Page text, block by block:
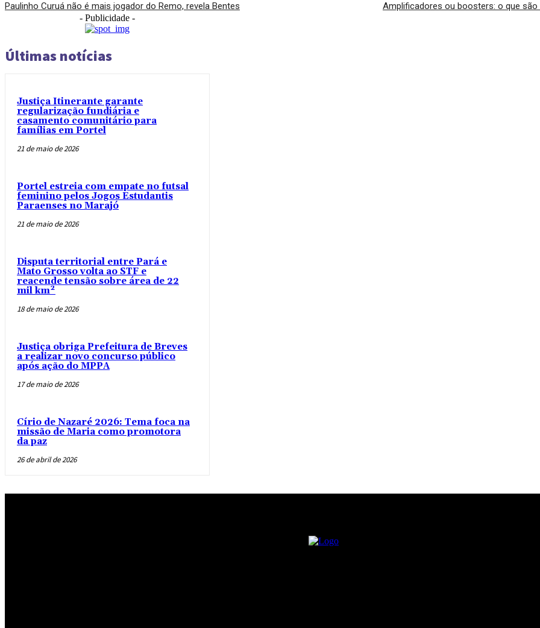
Paulinho Curuá não é mais jogador do Remo, revela Bentes Amplificadores ou boosters: o que são
- Publicidade -
Últimas notícias
Justiça Itinerante garante
regularização fundiária e
casamento comunitário para
famílias em Portel
21 de maio de 2026
Portel estreia com empate no futsal
feminino pelos Jogos Estudantis
Paraenses no Marajó
21 de maio de 2026
Disputa territorial entre Pará e
Mato Grosso volta ao STF e
reacende tensão sobre área de 22
mil km²
18 de maio de 2026
Justiça obriga Prefeitura de Breves
a realizar novo concurso público
após ação do MPPA
17 de maio de 2026
Círio de Nazaré 2026: Tema foca na
missão de Maria como promotora
da paz
26 de abril de 2026